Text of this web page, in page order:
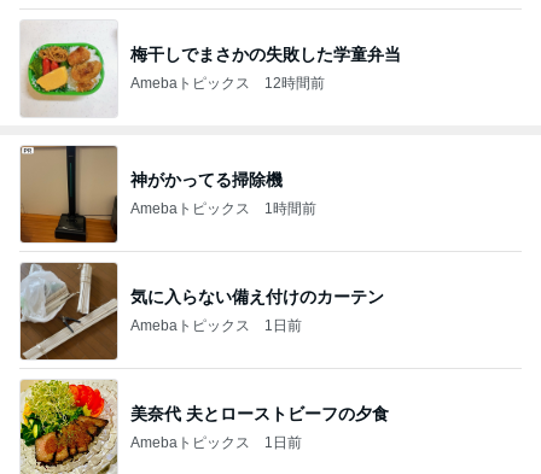
梅干しでまさかの失敗した学童弁当
Amebaトピックス 12時間前
神がかってる掃除機
Amebaトピックス 1時間前
気に入らない備え付けのカーテン
Amebaトピックス 1日前
美奈代 夫とローストビーフの夕食
Amebaトピックス 1日前